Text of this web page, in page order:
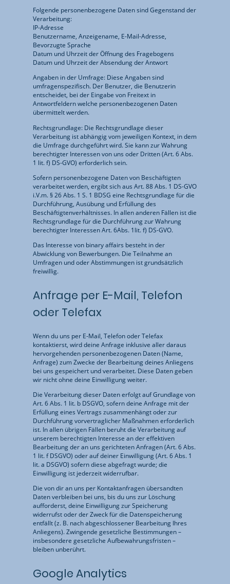
Folgende personenbezogene Daten sind Gegenstand der
Verarbeitung:
IP-Adresse
Benutzername, Anzeigename, E-Mail-Adresse,
Bevorzugte Sprache
Datum und Uhrzeit der Öffnung des Fragebogens
Datum und Uhrzeit der Absendung der Antwort
Angaben in der Umfrage: Diese Angaben sind
umfragenspezifisch. Der Benutzer, die Benutzerin
entscheidet, bei der Eingabe von Freitext in
Antwortfeldern welche personenbezogenen Daten
übermittelt werden.
Rechtsgrundlage: Die Rechtsgrundlage dieser
Verarbeitung ist abhängig vom jeweiligen Kontext, in dem
die Umfrage durchgeführt wird. Sie kann zur Wahrung
berechtigter Interessen von uns oder Dritten (Art. 6 Abs.
1 lit. f) DS-GVO) erforderlich sein.
Sofern personenbezogene Daten von Beschäftigten
verarbeitet werden, ergibt sich aus Art. 88 Abs. 1 DS-GVO
i.V.m. § 26 Abs. 1 S. 1 BDSG eine Rechtsgrundlage für die
Durchführung, Ausübung und Erfüllung des
Beschäftigtenverhältnisses. In allen anderen Fällen ist die
Rechtsgrundlage für die Durchführung zur Wahrung
berechtigter Interessen Art. 6Abs. 1lit. f) DS-GVO.
Das Interesse von binary affairs besteht in der
Abwicklung von Bewerbungen. Die Teilnahme an
Umfragen und oder Abstimmungen ist grundsätzlich
freiwillig.
Anfrage per E-Mail, Telefon
oder Telefax
Wenn du uns per E-Mail, Telefon oder Telefax
kontaktierst, wird deine Anfrage inklusive aller daraus
hervorgehenden personenbezogenen Daten (Name,
Anfrage) zum Zwecke der Bearbeitung deines Anliegens
bei uns gespeichert und verarbeitet. Diese Daten geben
wir nicht ohne deine Einwilligung weiter.
Die Verarbeitung dieser Daten erfolgt auf Grundlage von
Art. 6 Abs. 1 lit. b DSGVO, sofern deine Anfrage mit der
Erfüllung eines Vertrags zusammenhängt oder zur
Durchführung vorvertraglicher Maßnahmen erforderlich
ist. In allen übrigen Fällen beruht die Verarbeitung auf
unserem berechtigten Interesse an der effektiven
Bearbeitung der an uns gerichteten Anfragen (Art. 6 Abs.
1 lit. f DSGVO) oder auf deiner Einwilligung (Art. 6 Abs. 1
lit. a DSGVO) sofern diese abgefragt wurde; die
Einwilligung ist jederzeit widerrufbar.
Die von dir an uns per Kontaktanfragen übersandten
Daten verbleiben bei uns, bis du uns zur Löschung
aufforderst, deine Einwilligung zur Speicherung
widerrufst oder der Zweck für die Datenspeicherung
entfällt (z. B. nach abgeschlossener Bearbeitung Ihres
Anliegens). Zwingende gesetzliche Bestimmungen –
insbesondere gesetzliche Aufbewahrungsfristen –
bleiben unberührt.
Google Analytics